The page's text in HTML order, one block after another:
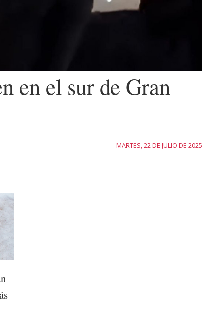
en el sur de Gran
MARTES, 22 DE JULIO DE 2025